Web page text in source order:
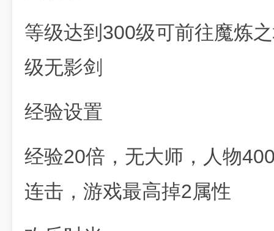
等级达到300级可前往魔炼
级无影剑
经验设置
经验20倍，无大师，人物
连击，游戏最高掉2属性